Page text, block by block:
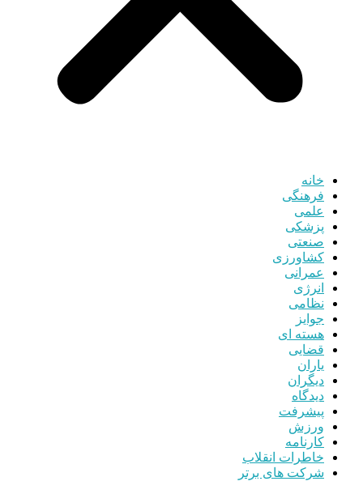
خانه
فرهنگی
علمی
پزشکی
صنعتی
کشاورزی
عمرانی
انرژی
نظامی
جوایز
هسته ای
قضایی
یاران
دیگران
دیدگاه
پیشرفت
ورزش
کارنامه
خاطرات انقلاب
شرکت های برتر